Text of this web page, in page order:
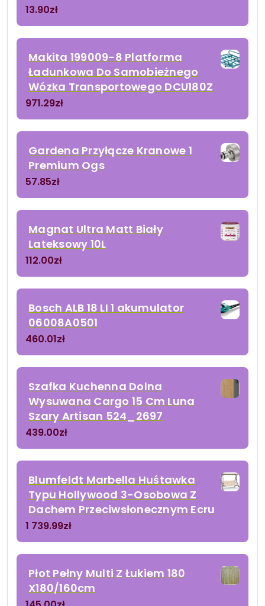
13.90zł
Makita 199009-8 Platforma
Ładunkowa Do Samobieżnego
Wózka Transportowego DCU180Z
971.29zł
Gardena Przyłącze Kranowe 1
Premium Ogs
57.85zł
Magnat Ultra Matt Biały
Lateksowy 10L
112.00zł
Bosch ALB 18 LI 1 akumulator
06008A0501
460.01zł
Szafka Kuchenna Dolna
Wysuwana Cargo 15 Cm Luna
Szary Artisan 524_2697
439.00zł
Blumfeldt Marbella Huśtawka
Typu Hollywood 3-Osobowa Z
Dachem Przeciwsłonecznym Ecru
1 739.99zł
Płot Pełny Multi Z Łukiem 180
X180/160cm